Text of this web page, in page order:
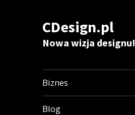
CDesign.pl
Nowa wizja designu!
Biznes
Blog